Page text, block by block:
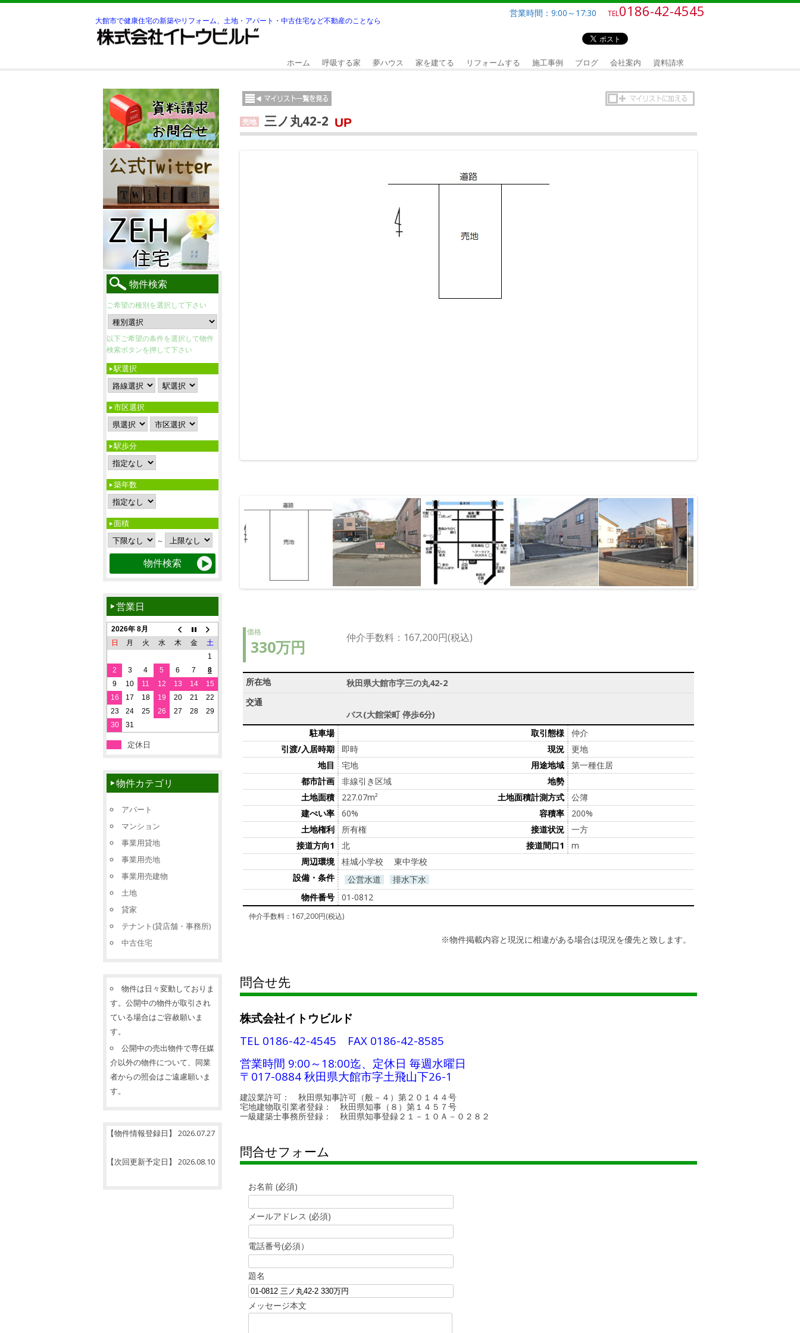
大館市で健康住宅の新築やリフォーム、土地・アパート・中古住宅など不動産のことなら
営業時間：9:00～17:30 TEL0186-42-4545
ホーム 呼吸する家 夢ハウス 家を建てる リフォームする 施工事例 ブログ 会社案内 資料請求
売地 三ノ丸42-2 UP
価格
330万円 仲介手数料：167,200円(税込)
所在地
秋田県大館市字三の丸42-2
交通
バス(大館栄町 停歩6分)
駐車場
取引態様
仲介
引渡/入居時期
即時 現況
更地
地目
宅地 用途地域
第一種住居
都市計画
非線引き区域
地勢
土地面積
227.07m² 土地面積計測方式
公簿
建ぺい率
60% 容積率
200%
土地権利
所有権 接道状況
一方
接道方向1
北 接道間口1
m
周辺環境
桂城小学校 東中学校
設備・条件
公営水道
排水下水
物件番号
01-0812
仲介手数料：167,200円(税込)
※物件掲載内容と現況に相違がある場合は現況を優先と致します。
問合せ先
株式会社イトウビルド
TEL 0186-42-4545 FAX 0186-42-8585
営業時間 9:00～18:00迄、定休日 毎週水曜日
〒017-0884 秋田県大館市字土飛山下26-1
建設業許可： 秋田県知事許可（般－４）第２０１４４号
宅地建物取引業者登録： 秋田県知事（８）第１４５７号
一級建築士事務所登録： 秋田県知事登録２１－１０Ａ－０２８２
問合せフォーム
お名前 (必須)
メールアドレス (必須)
電話番号(必須）
題名
メッセージ本文
物件検索
ご希望の種別を選択して下さい
以下ご希望の条件を選択して物件
検索ボタンを押して下さい
駅選択
市区選択
駅歩分
築年数
面積
～
営業日
2026年 8月
日
月 火 水 木 金
土
1
2
3 4 5 6 7
8
9
10 11 12 13 14
15
16
17 18 19 20 21
22
23
24 25 26 27 28
29
30
31
定休日
物件カテゴリ
アパート
マンション
事業用貸地
事業用売地
事業用売建物
土地
貸家
テナント(貸店舗・事務所)
中古住宅
物件は日々変動しておりま
す。公開中の物件が取引され
ている場合はご容赦願いま
す。
公開中の売出物件で専任媒
介以外の物件について、同業
者からの照会はご遠慮願いま
す。
【物件情報登録日】 2026.07.27
【次回更新予定日】 2026.08.10